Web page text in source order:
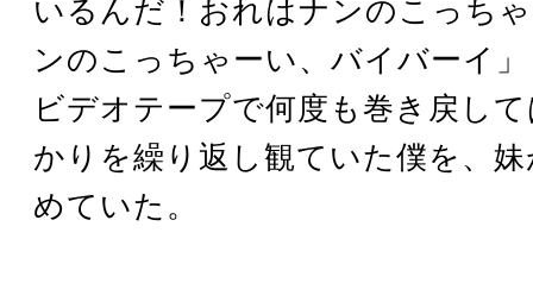
いるんだ！おれはナンのこっち
ンのこっちゃーい、バイバーイ
ビデオテープで何度も巻き戻し
かりを繰り返し観ていた僕を、
めていた。